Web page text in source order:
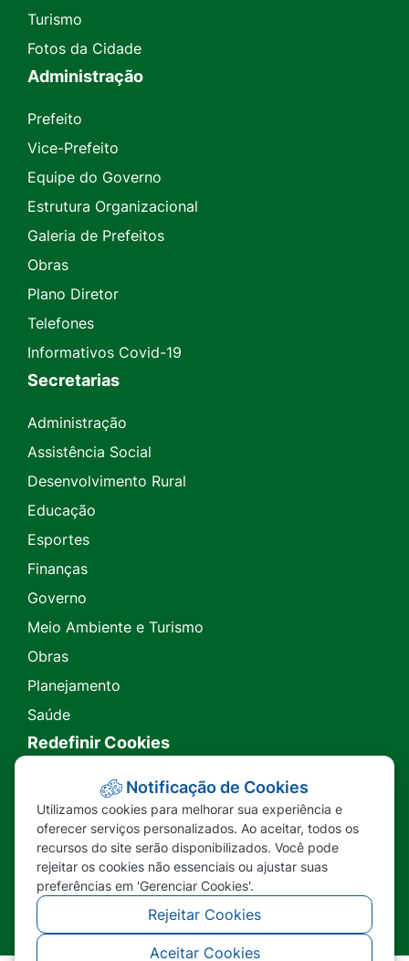
Turismo
Fotos da Cidade
Administração
Prefeito
Vice-Prefeito
Equipe do Governo
Estrutura Organizacional
Galeria de Prefeitos
Obras
Plano Diretor
Telefones
Informativos Covid-19
Secretarias
Administração
Assistência Social
Desenvolvimento Rural
Educação
Esportes
Finanças
Governo
Meio Ambiente e Turismo
Obras
Planejamento
Saúde
Redefinir Cookies
Transparência
Ouvidoria
SIC
Notificação de Cookies
Utilizamos cookies para melhorar sua experiência e
oferecer serviços personalizados. Ao aceitar, todos os
recursos do site serão disponibilizados. Você pode
rejeitar os cookies não essenciais ou ajustar suas
preferências em 'Gerenciar Cookies'.
Rejeitar Cookies
Aceitar Cookies